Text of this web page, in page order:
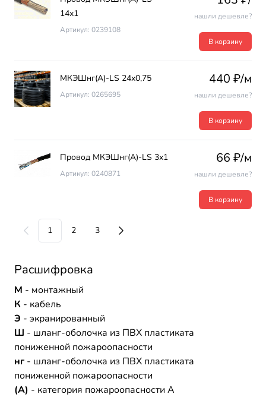
14х1
Артикул: 0239108
нашли дешевле?
В корзину
МКЭШнг(А)-LS 24х0,75
Артикул: 0265695
440 ₽/м
нашли дешевле?
В корзину
Провод МКЭШнг(А)-LS 3х1
Артикул: 0240871
66 ₽/м
нашли дешевле?
В корзину
1 2 3
Расшифровка
М - монтажный
К - кабель
Э - экранированный
Ш - шланг-оболочка из ПВХ пластиката
пониженной пожароопасности
нг - шланг-оболочка из ПВХ пластиката
пониженной пожароопасности
(A) - категория пожароопасности A